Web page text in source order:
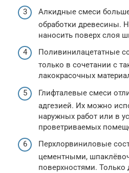
Алкидные смеси
обработки древесины.
наносить поверх слоя
Поливинилацетатные
только в сочетании с
лакокрасочных
Глифталевые смеси
адгезией. Их можно
наружных работ или в
проветриваемых
Перхлорвиниловые
цементными,
поверхностями. Только